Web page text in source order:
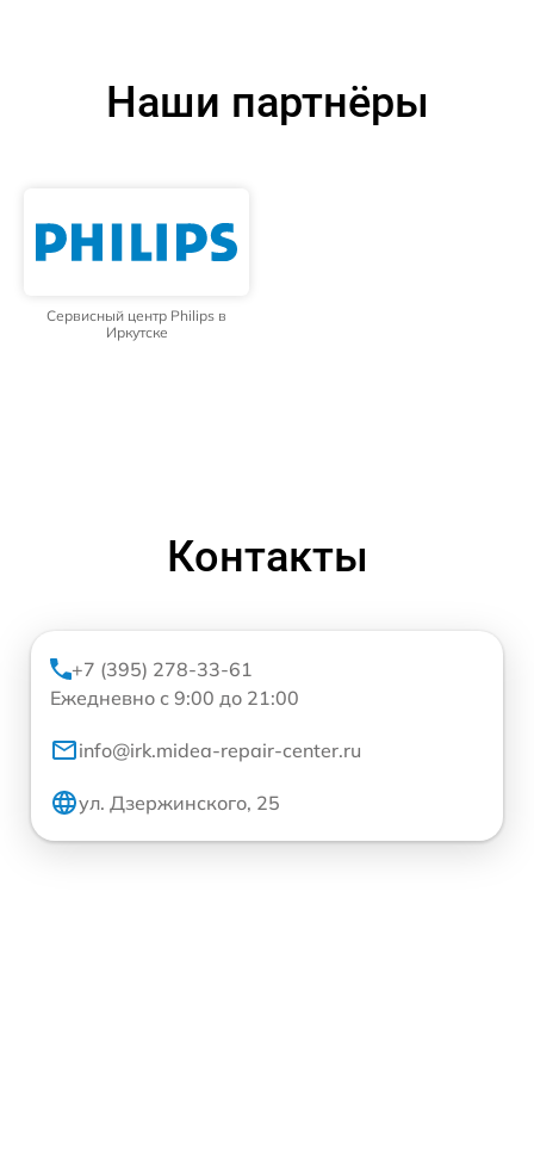
Наши партнёры
Сервисный центр Philips в
Иркутске
Контакты
+7 (395) 278-33-61
Ежедневно с 9:00 до 21:00
info@irk.midea-repair-center.ru
ул. Дзержинского, 25